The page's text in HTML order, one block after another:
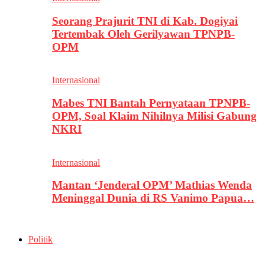
Seorang Prajurit TNI di Kab. Dogiyai
Tertembak Oleh Gerilyawan TPNPB-
OPM
Internasional
Mabes TNI Bantah Pernyataan TPNPB-
OPM, Soal Klaim Nihilnya Milisi Gabung
NKRI
Internasional
Mantan ‘Jenderal OPM’ Mathias Wenda
Meninggal Dunia di RS Vanimo Papua…
Politik